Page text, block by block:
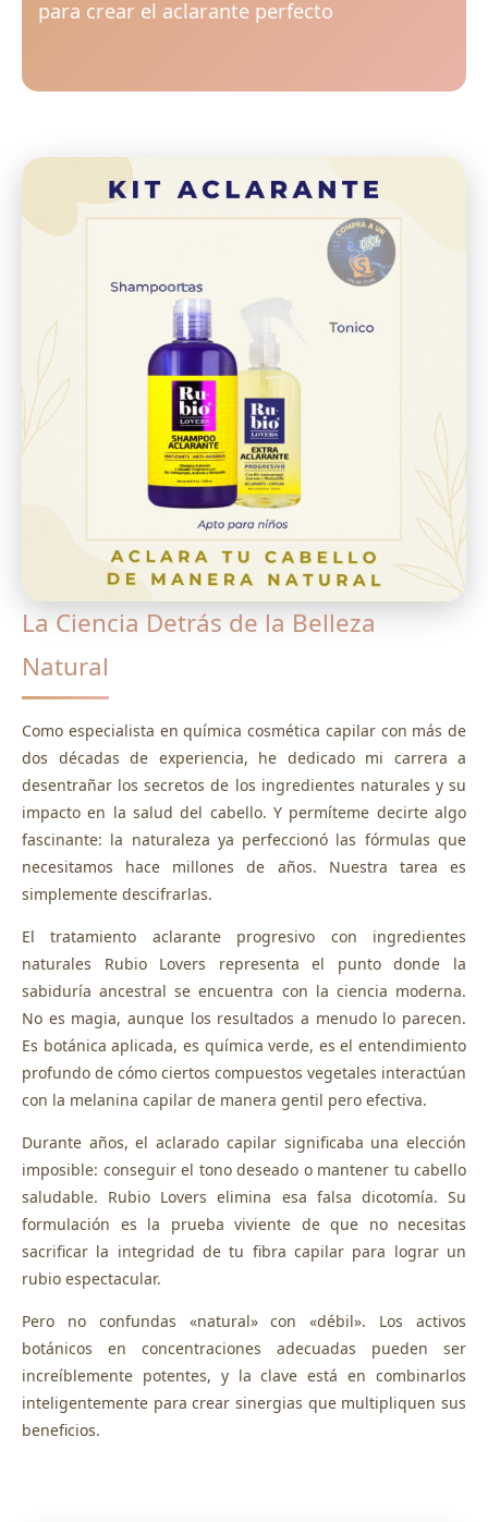
para crear el aclarante perfecto
La Ciencia Detrás de la Belleza
Natural
Como especialista en química cosmética capilar con más de
dos décadas de experiencia, he dedicado mi carrera a
desentrañar los secretos de los ingredientes naturales y su
impacto en la salud del cabello. Y permíteme decirte algo
fascinante: la naturaleza ya perfeccionó las fórmulas que
necesitamos hace millones de años. Nuestra tarea es
simplemente descifrarlas.
El tratamiento aclarante progresivo con ingredientes
naturales Rubio Lovers representa el punto donde la
sabiduría ancestral se encuentra con la ciencia moderna.
No es magia, aunque los resultados a menudo lo parecen.
Es botánica aplicada, es química verde, es el entendimiento
profundo de cómo ciertos compuestos vegetales interactúan
con la melanina capilar de manera gentil pero efectiva.
Durante años, el aclarado capilar significaba una elección
imposible: conseguir el tono deseado o mantener tu cabello
saludable. Rubio Lovers elimina esa falsa dicotomía. Su
formulación es la prueba viviente de que no necesitas
sacrificar la integridad de tu fibra capilar para lograr un
rubio espectacular.
Pero no confundas «natural» con «débil». Los activos
botánicos en concentraciones adecuadas pueden ser
increíblemente potentes, y la clave está en combinarlos
inteligentemente para crear sinergias que multipliquen sus
beneficios.